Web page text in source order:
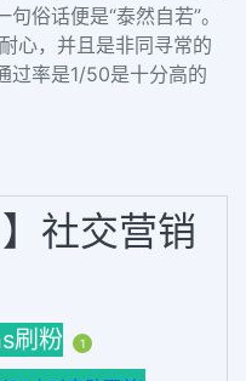
俗话便是“泰然自若”。
心，并且是非同寻常的
过率是1/50是十分高的
社交营销
刷粉 1